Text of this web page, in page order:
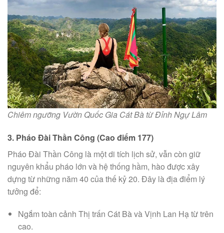
Chiêm ngưỡng Vườn Quốc Gia Cát Bà từ Đỉnh Ngự Lâm
3. Pháo Đài Thần Công (Cao điểm 177)
Pháo Đài Thần Công là một di tích lịch sử, vẫn còn giữ
nguyên khẩu pháo lớn và hệ thống hầm, hào được xây
dựng từ những năm 40 của thế kỷ 20. Đây là địa điểm lý
tưởng để:
Ngắm toàn cảnh Thị trấn Cát Bà và Vịnh Lan Hạ từ trên
cao.